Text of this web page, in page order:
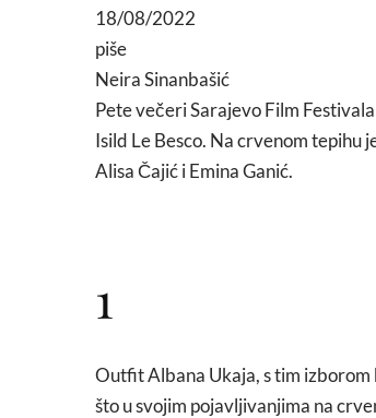
18/08/2022
piše
Neira Sinanbašić
Pete večeri Sarajevo Film
Isild Le Besco. Na crvenom tepihu
Alisa Čajić i Emina Ganić.
1
Outfit Albana Ukaja, s tim izborom
što u svojim pojavljivanjima na